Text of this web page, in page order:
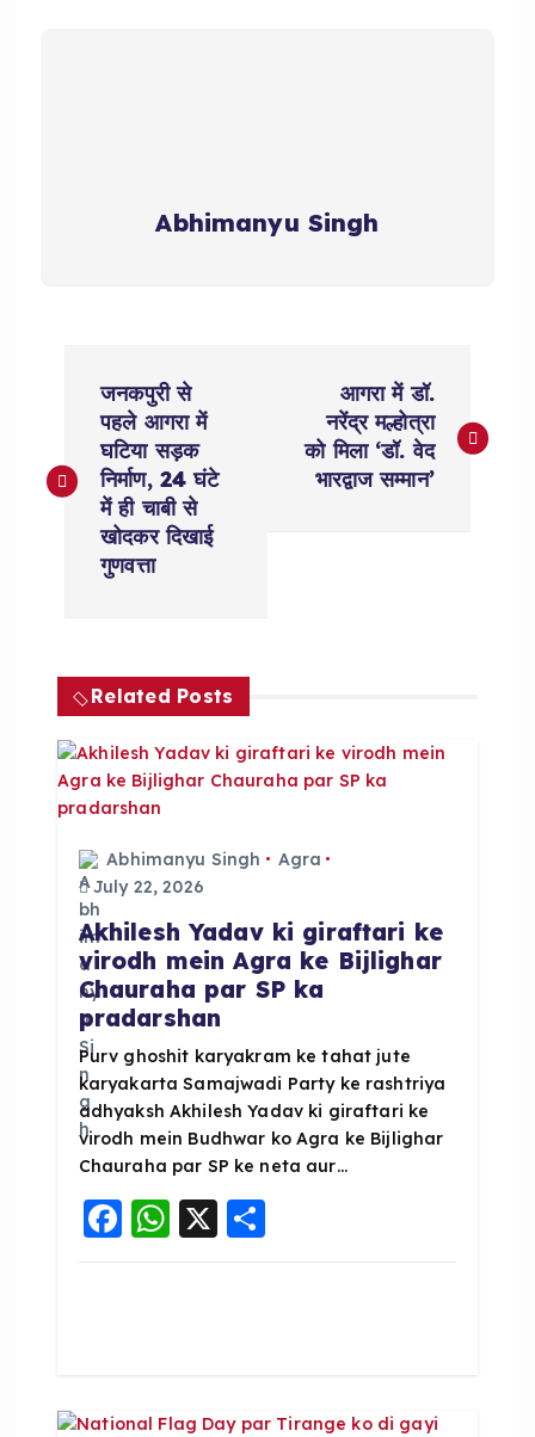
Abhimanyu Singh
s
a
v
जनकपुरी से
पहले आगरा में
घटिया सड़क
निर्माण, 24 घंटे
में ही चाबी से
खोदकर दिखाई
गुणवत्ता
आगरा में डॉ.
नरेंद्र मल्होत्रा
को मिला ‘डॉ. वेद
भारद्वाज सम्मान’
Related Posts
Abhimanyu Singh
Agra
July 22, 2026
Akhilesh Yadav ki giraftari ke
virodh mein Agra ke Bijlighar
Chauraha par SP ka
pradarshan
Purv ghoshit karyakram ke tahat jute
karyakarta Samajwadi Party ke rashtriya
adhyaksh Akhilesh Yadav ki giraftari ke
virodh mein Budhwar ko Agra ke Bijlighar
Chauraha par SP ke neta aur…
F
a
o
W
h
p
X S
h